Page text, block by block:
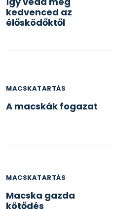
kedvenced az
élősködőktől
MACSKATARTÁS
A macskák fogazat
MACSKATARTÁS
Macska gazda
kötődés